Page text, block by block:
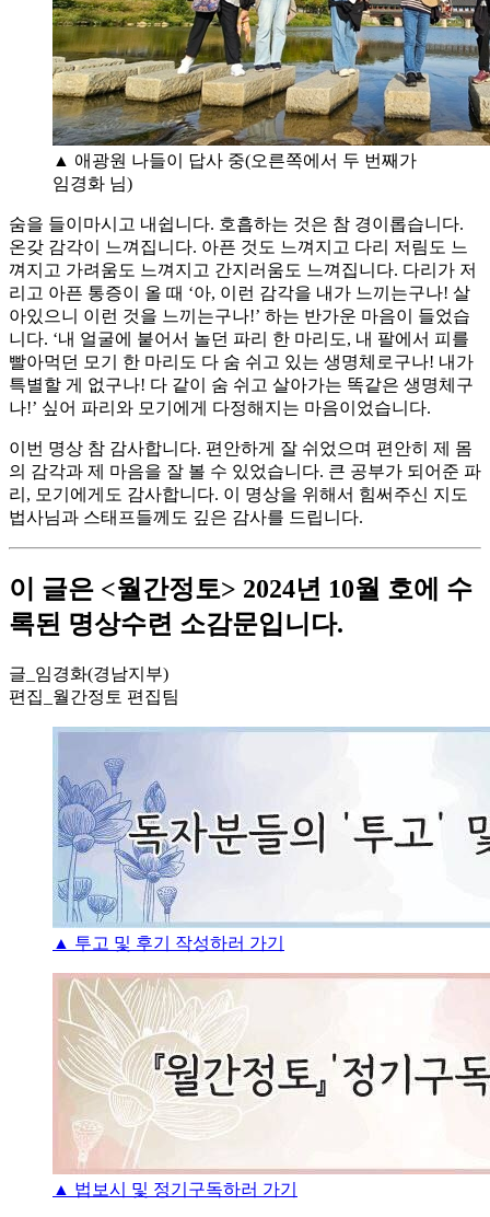
▲ 애광원 나들이 답사 중(오른쪽에서 두 번째가
임경화 님)
숨을 들이마시고 내쉽니다. 호흡하는 것은 참 경이롭습니다.
온갖 감각이 느껴집니다. 아픈 것도 느껴지고 다리 저림도 느
껴지고 가려움도 느껴지고 간지러움도 느껴집니다. 다리가 저
리고 아픈 통증이 올 때 ‘아, 이런 감각을 내가 느끼는구나! 살
아있으니 이런 것을 느끼는구나!’ 하는 반가운 마음이 들었습
니다. ‘내 얼굴에 붙어서 놀던 파리 한 마리도, 내 팔에서 피를
빨아먹던 모기 한 마리도 다 숨 쉬고 있는 생명체로구나! 내가
특별할 게 없구나! 다 같이 숨 쉬고 살아가는 똑같은 생명체구
나!’ 싶어 파리와 모기에게 다정해지는 마음이었습니다.
이번 명상 참 감사합니다. 편안하게 잘 쉬었으며 편안히 제 몸
의 감각과 제 마음을 잘 볼 수 있었습니다. 큰 공부가 되어준 파
리, 모기에게도 감사합니다. 이 명상을 위해서 힘써주신 지도
법사님과 스태프들께도 깊은 감사를 드립니다.
이 글은 <월간정토> 2024년 10월 호에 수
록된 명상수련 소감문입니다.
글_임경화(경남지부)
편집_월간정토 편집팀
▲ 투고 및 후기 작성하러 가기
▲ 법보시 및 정기구독하러 가기